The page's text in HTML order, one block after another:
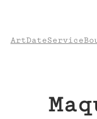
ArtDateService